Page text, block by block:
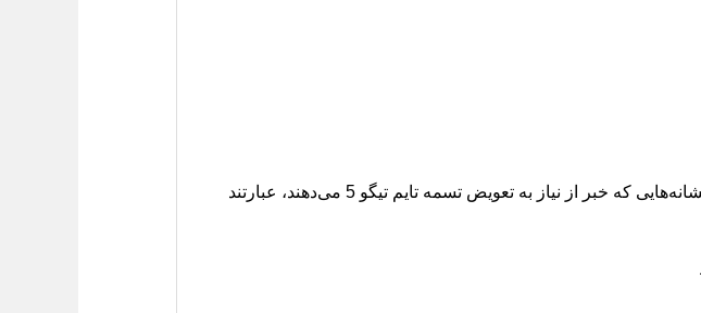
بی‌توجهی به وضعیت تسمه تایم می‌تواند خسارات سنگینی به بار آورد. برخی از نشانه‌هایی که خبر از نیاز به تعویض تسمه تایم تیگو 5 می‌دهند، عبارتند